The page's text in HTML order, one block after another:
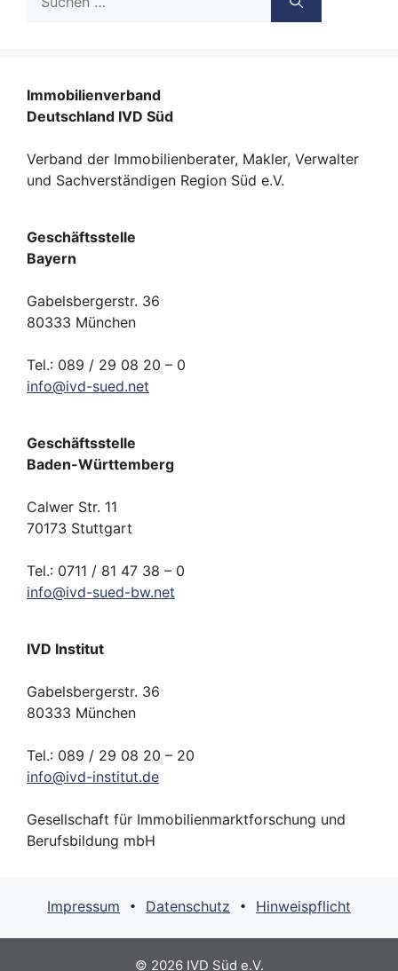
nach:
Immobilienverband
Deutschland IVD Süd
Verband der Immobilienberater, Makler, Verwalter
und Sachverständigen Region Süd e.V.
Geschäftsstelle
Bayern
Gabelsbergerstr. 36
80333 München
Tel.: 089 / 29 08 20 – 0
info@ivd-sued.net
Geschäftsstelle
Baden-Württemberg
Calwer Str. 11
70173 Stuttgart
Tel.: 0711 / 81 47 38 – 0
info@ivd-sued-bw.net
IVD Institut
Gabelsbergerstr. 36
80333 München
Tel.: 089 / 29 08 20 – 20
info@ivd-institut.de
Gesellschaft für Immobilienmarktforschung und
Berufsbildung mbH
Impressum • Datenschutz • Hinweispflicht
© 2026 IVD Süd e.V.